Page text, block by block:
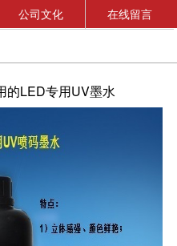
公司文化 在线留言
的LED专用UV墨水